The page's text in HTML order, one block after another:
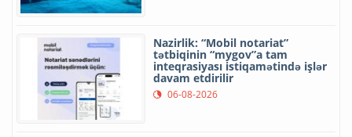
Nazirlik: “Mobil notariat”
tətbiqinin “mygov”a tam
inteqrasiyası istiqamətində işlər
davam etdirilir
06-08-2026